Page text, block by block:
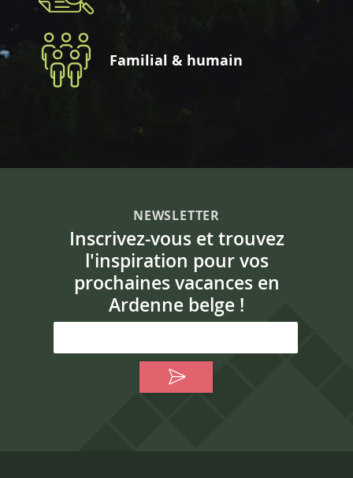
Familial & humain
NEWSLETTER
Inscrivez-vous et trouvez
l'inspiration pour vos
prochaines vacances en
Ardenne belge !